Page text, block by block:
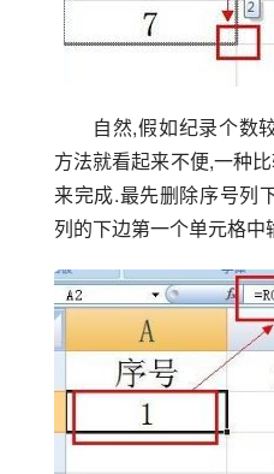
自然,假如纪录个数
方法就看起来不便,一种
来完成.最先删除序号列
列的下边第一个单元格